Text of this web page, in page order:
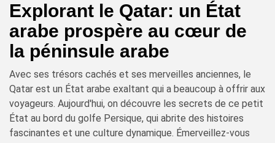
Explorant le Qatar: un État
arabe prospère au cœur de
la péninsule arabe
Avec ses trésors cachés et ses merveilles anciennes, le
Qatar est un État arabe exaltant qui a beaucoup à offrir aux
voyageurs. Aujourd'hui, on découvre les secrets de ce petit
État au bord du golfe Persique, qui abrite des histoires
fascinantes et une culture dynamique. Émerveillez-vous